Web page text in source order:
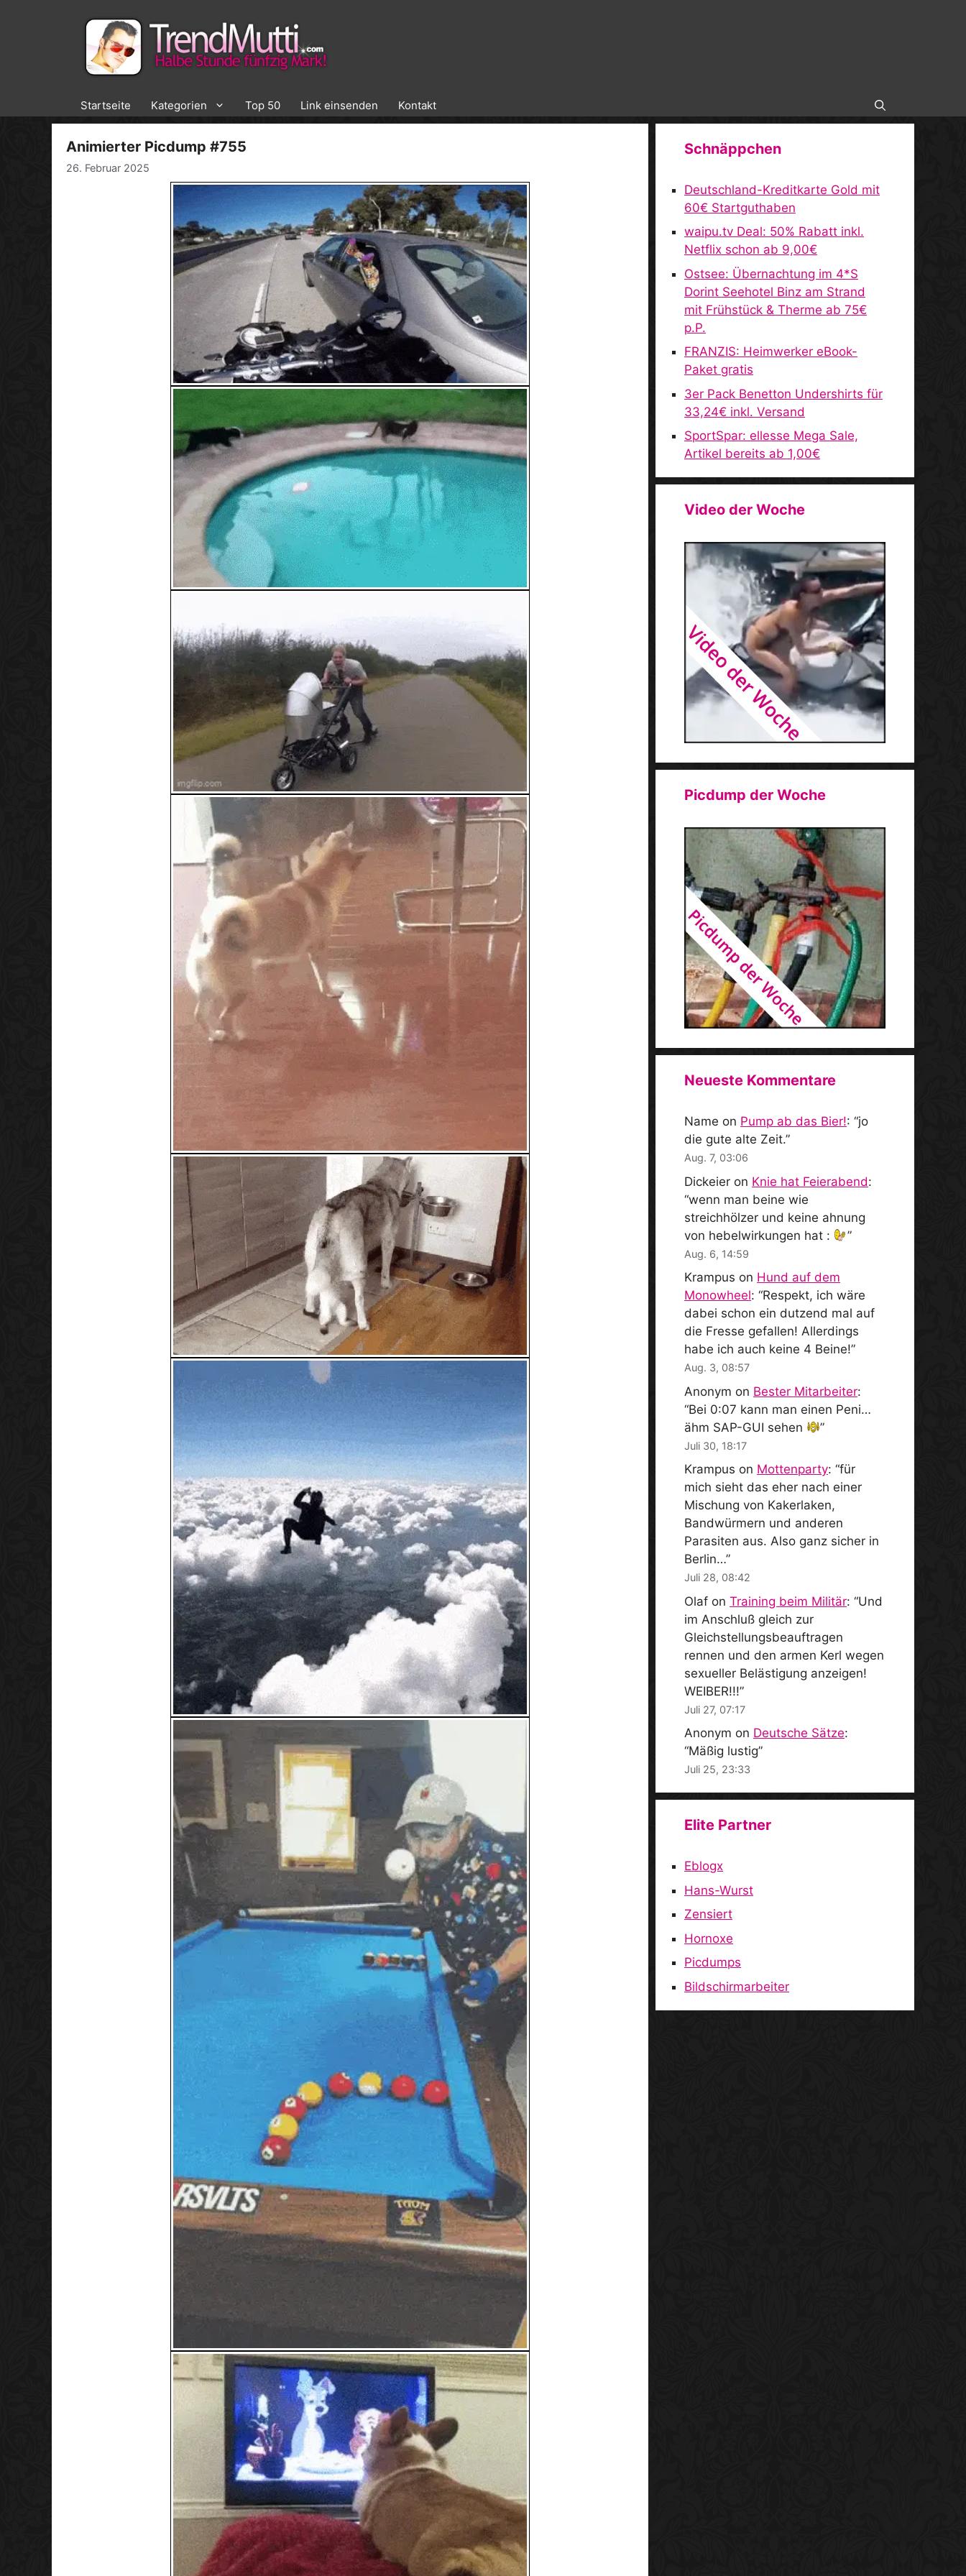
Startseite Kategorien Top 50 Link einsenden Kontakt
Animierter Picdump #755
26. Februar 2025
Schnäppchen
Deutschland-Kreditkarte Gold mit
60€ Startguthaben
waipu.tv Deal: 50% Rabatt inkl.
Netflix schon ab 9,00€
Ostsee: Übernachtung im 4*S
Dorint Seehotel Binz am Strand
mit Frühstück & Therme ab 75€
p.P.
FRANZIS: Heimwerker eBook-
Paket gratis
3er Pack Benetton Undershirts für
33,24€ inkl. Versand
SportSpar: ellesse Mega Sale,
Artikel bereits ab 1,00€
Video der Woche
Picdump der Woche
Neueste Kommentare
Name on Pump ab das Bier!: “jo
die gute alte Zeit.”
Aug. 7, 03:06
Dickeier on Knie hat Feierabend:
“wenn man beine wie
streichhölzer und keine ahnung
von hebelwirkungen hat :
”
Aug. 6, 14:59
Krampus on Hund auf dem
Monowheel: “Respekt, ich wäre
dabei schon ein dutzend mal auf
die Fresse gefallen! Allerdings
habe ich auch keine 4 Beine!”
Aug. 3, 08:57
Anonym on Bester Mitarbeiter:
“Bei 0:07 kann man einen Peni…
ähm SAP-GUI sehen
”
Juli 30, 18:17
Krampus on Mottenparty: “für
mich sieht das eher nach einer
Mischung von Kakerlaken,
Bandwürmern und anderen
Parasiten aus. Also ganz sicher in
Berlin…”
Juli 28, 08:42
Olaf on Training beim Militär: “Und
im Anschluß gleich zur
Gleichstellungsbeauftragen
rennen und den armen Kerl wegen
sexueller Belästigung anzeigen!
WEIBER!!!”
Juli 27, 07:17
Anonym on Deutsche Sätze:
“Mäßig lustig”
Juli 25, 23:33
Elite Partner
Eblogx
Hans-Wurst
Zensiert
Hornoxe
Picdumps
Bildschirmarbeiter